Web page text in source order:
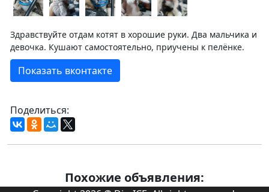
Здравствуйте отдам котят в хорошие руки. Два мальчика и
девочка. Кушают самостоятельно, приучены к пелёнке.
Показать вконтакте
Поделиться:
Похожие объявления: